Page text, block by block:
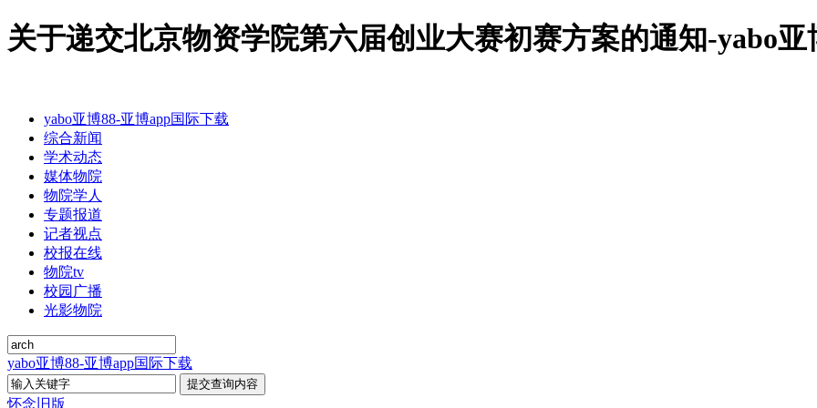
关于递交北京物资学院第六届创业大赛初赛方案的通知-yabo亚
yabo亚博88-亚博app国际下载
综合新闻
学术动态
媒体物院
物院学人
专题报道
记者视点
校报在线
物院tv
校园广播
光影物院
yabo亚博88-亚博app国际下载
怀念旧版